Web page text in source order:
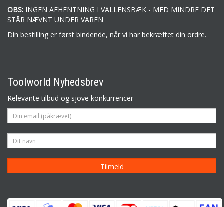
OBS: INGEN AFHENTNING I VALLENSBÆK - MED MINDRE DET
STÅR NÆVNT UNDER VAREN
Din bestilling er først bindende, når vi har bekræftet din ordre.
Toolworld Nyhedsbrev
Relevante tilbud og sjove konkurrencer